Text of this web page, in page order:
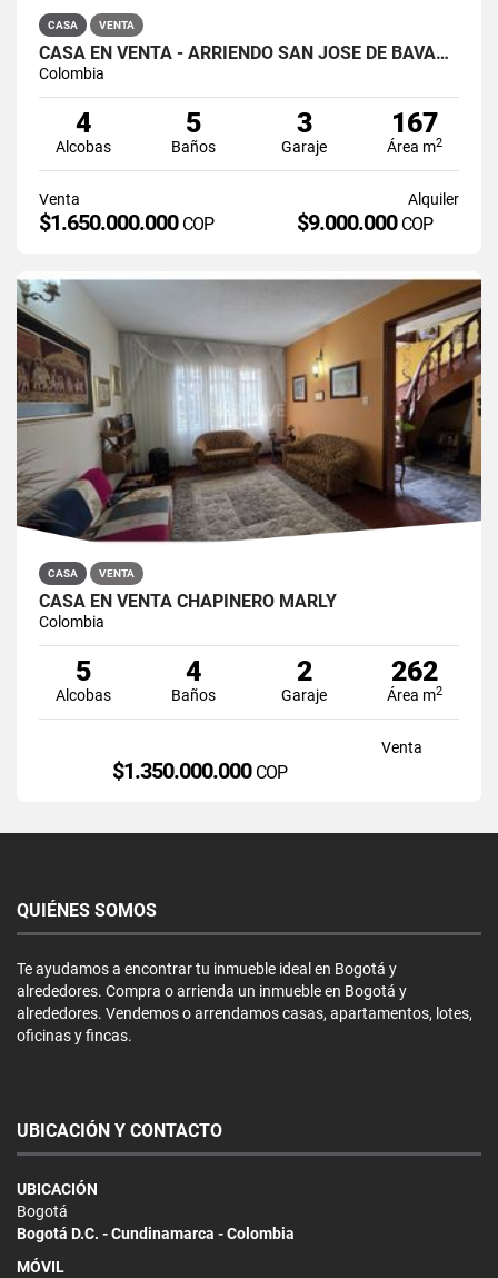
CASA VENTA
CASA EN VENTA - ARRIENDO SAN JOSÉ DE BAVARIA
Colombia
4
Alcobas
5
Baños
3
Garaje
167
Área m2
Venta
$1.650.000.000 COP
Alquiler
$9.000.000 COP
CASA VENTA
CASA EN VENTA CHAPINERO MARLY
Colombia
5
Alcobas
4
Baños
2
Garaje
262
Área m2
Venta
$1.350.000.000 COP
QUIÉNES SOMOS
Te ayudamos a encontrar tu inmueble ideal en Bogotá y
alrededores. Compra o arrienda un inmueble en Bogotá y
alrededores. Vendemos o arrendamos casas, apartamentos, lotes,
oficinas y fincas.
UBICACIÓN Y CONTACTO
UBICACIÓN
Bogotá
Bogotá D.C. - Cundinamarca - Colombia
MÓVIL